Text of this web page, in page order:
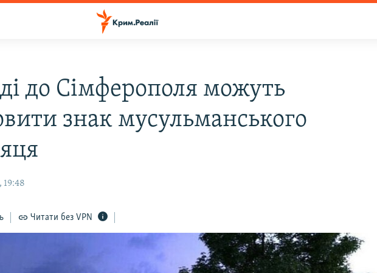
до Сімферополя можуть
знак мусульманського
19:48
Читати без VPN